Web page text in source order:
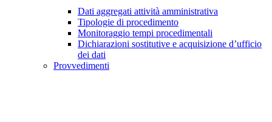
Dati aggregati attività amministrativa
Tipologie di procedimento
Monitoraggio tempi procedimentali
Dichiarazioni sostitutive e acquisizione d’ufficio
dei dati
Provvedimenti